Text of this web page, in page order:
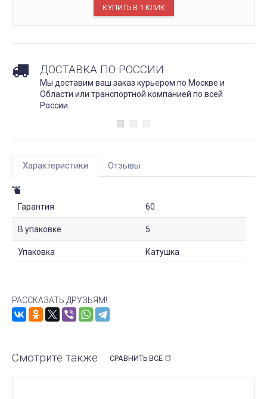
ДОСТАВКА ПО РОССИИ
Мы доставим ваш заказ курьером по Москве и
Области или транспортной компанией по всей
России.
Характеристики Отзывы
Гарантия 60
В упаковке 5
Упаковка Катушка
РАССКАЗАТЬ ДРУЗЬЯМ!
Смотрите также СРАВНИТЬ ВСЕ